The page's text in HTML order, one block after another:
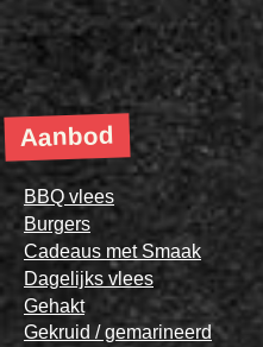
Aanbod
BBQ vlees
Burgers
Cadeaus met Smaak
Dagelijks vlees
Gehakt
Gekruid / gemarineerd